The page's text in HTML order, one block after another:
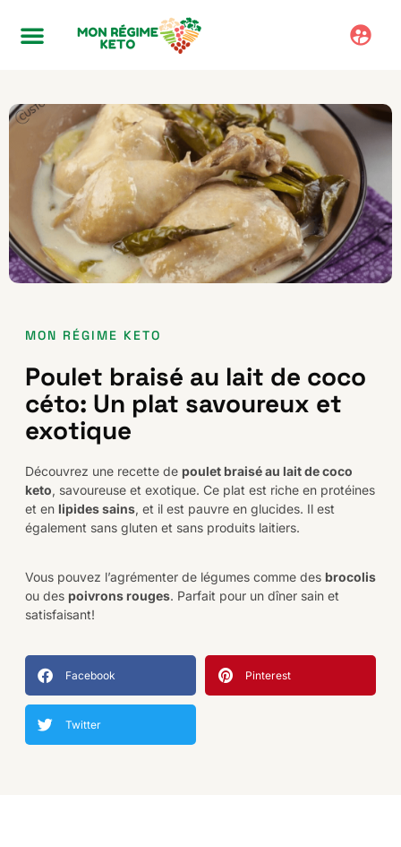
MON RÉGIME KETO
Poulet braisé au lait de coco
céto: Un plat savoureux et
exotique
Découvrez une recette de poulet braisé au lait de coco
keto, savoureuse et exotique. Ce plat est riche en protéines
et en lipides sains, et il est pauvre en glucides. Il est
également sans gluten et sans produits laitiers.
Vous pouvez l’agrémenter de légumes comme des brocolis
ou des poivrons rouges. Parfait pour un dîner sain et
satisfaisant!
Facebook Pinterest
Twitter